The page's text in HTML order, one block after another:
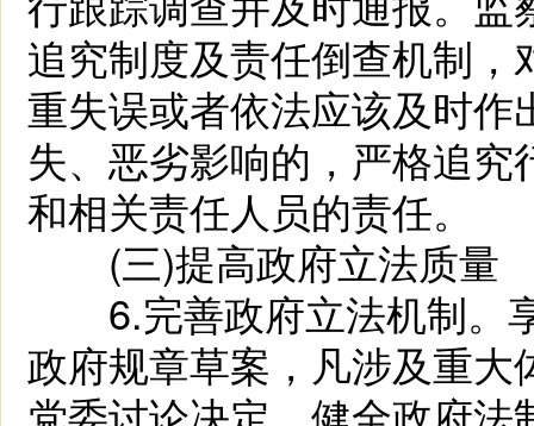
追究制度及责任倒查机制
重失误或者依法应该及时
失、恶劣影响的，严格追
和相关责任人员的责任。
(三)提高政府立法质量
6.完善政府立法机制。
政府规章草案，凡涉及重